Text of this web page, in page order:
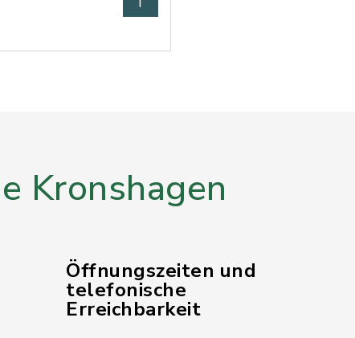
Kronshagen
Öffnungszeiten und
telefonische
Erreichbarkeit